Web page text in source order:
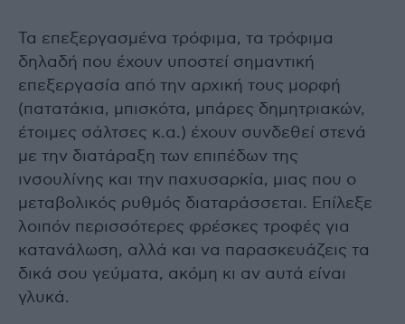
Τα επεξεργασμένα τρόφιμα, τα τρόφιμα
δηλαδή που έχουν υποστεί σημαντική
επεξεργασία από την αρχική τους μορφή
(πατατάκια, μπισκότα, μπάρες δημητριακών,
έτοιμες σάλτσες κ.α.) έχουν συνδεθεί στενά
με την διατάραξη των επιπέδων της
ινσουλίνης και την παχυσαρκία, μιας που ο
μεταβολικός ρυθμός διαταράσσεται. Επίλεξε
λοιπόν περισσότερες φρέσκες τροφές για
κατανάλωση, αλλά και να παρασκευάζεις τα
δικά σου γεύματα, ακόμη κι αν αυτά είναι
γλυκά.